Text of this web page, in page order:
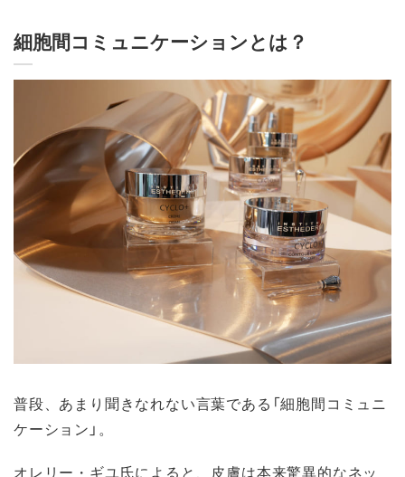
細胞間コミュニケーションとは？
普段、あまり聞きなれない言葉である「細胞間コミュニ
ケーション」。
オレリー・ギユ氏によると、皮膚は本来驚異的なネッ